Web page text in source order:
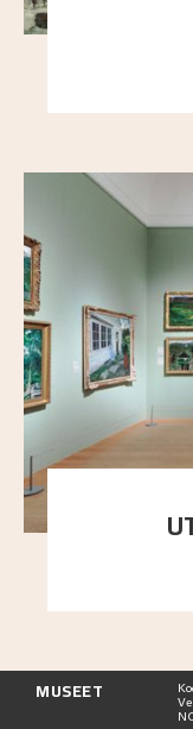
Et ruvende
sterk
En
utstillinger,
MUSEET